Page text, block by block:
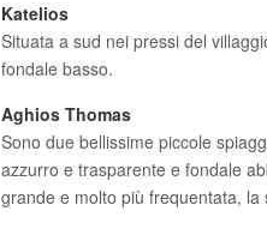
Katelios
Situata a sud nei pressi del
fondale basso.
Aghios Thomas
Sono due bellissime piccole
azzurro e trasparente e fondale
grande e molto più frequentata,